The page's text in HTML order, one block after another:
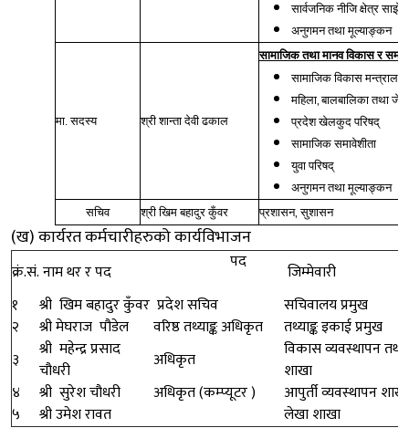
सार्वजनिक नीजि क्षेत्र
अनुगमन तथा मूल्याङ्कन
मा. सदस्य श्री शान्ता देवी ढकाल
सामाजिक तथा मानव विकास र
सामाजिक विकास मन्त्रालय
महिला,बालबालिका तथा
प्रदेश खेलकुद परिषद्
सामाजिक समावेशीता
युवा परिषद्
अनुगमन तथा मूल्याङ्कन
सचिव
श्री खिम बहादुर कुँवर प्रशासन, सुशासन
(ख) कार्यरत कर्मचारीहरुको कार्यविभाजन
क्रं.सं.नाम थर र पद पद
जिम्मेवारी
१
श्री खिम बहादुर कुँवर प्रदेश सचिव
सचिवालय प्रमुख
२
श्री मेघराज पौडेल वरिष्ठ तथ्याङ्क अधिकृत
तथ्याङ्क इकाई प्रमुख
३
श्री महेन्द्र प्रसाद
चौधरी
अधिकृत
विकास व्यवस्थापन
शाखा
४
श्री सुरेश चौधरी अधिकृत (कम्प्यूटर )
आपुर्ती व्यवस्थापन शाखा
५
श्री उमेश रावत लेखा शाखा